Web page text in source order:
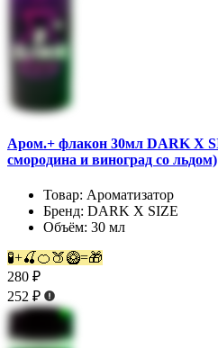
Аром.+ флакон 30мл DARK X
смородина и виноград со льдом)
Товар: Ароматизатор
Бренд: DARK X SIZE
Объём: 30 мл
🧪+🍒🍊🍑🥝=🎁
280 ₽
252 ₽